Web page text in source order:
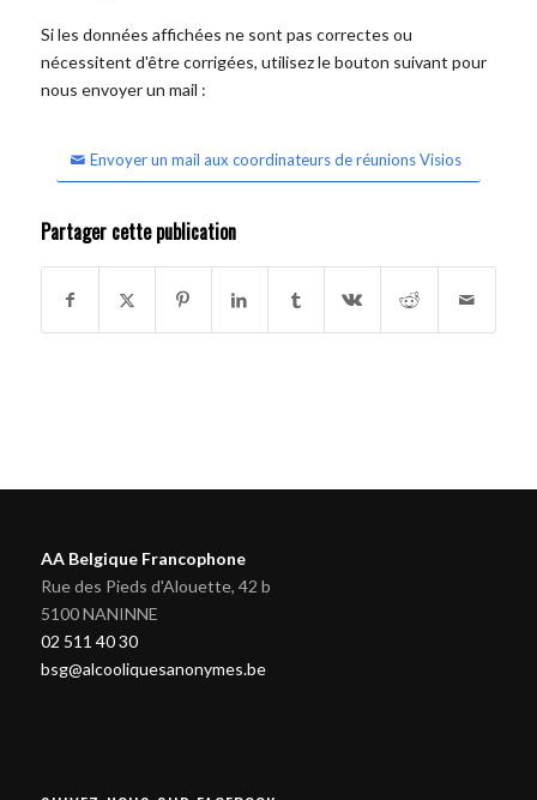
Si les données affichées ne sont pas correctes ou
nécessitent d'être corrigées, utilisez le bouton suivant pour
nous envoyer un mail :
Envoyer un mail aux coordinateurs de réunions Visios
Partager cette publication
AA Belgique Francophone
Rue des Pieds d'Alouette, 42 b
5100 NANINNE
02 511 40 30
bsg@alcooliquesanonymes.be